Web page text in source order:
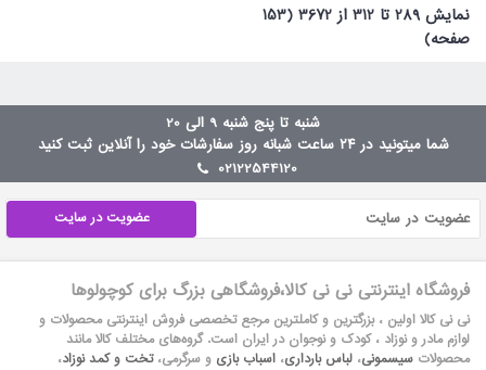
نمايش 289 تا 312 از 3672 (153
صفحه)
شنبه تا پنج شنبه 9 الی 20
شما میتونید در ۲۴ ساعت شبانه روز سفارشات خود را آنلاین ثبت کنید
02122544120
عضویت در سایت
فروشگاه اینترنتی نی نی کالا،فروشگاهی بزرگ برای کوچولوها
نی نی کالا اولین ، بزرگترین و کاملترین مرجع تخصصی فروش اینترنتی محصولات و
لوازم مادر و نوزاد ، کودک و نوجوان در ایران است. گروه‏‏‌های مختلف کالا مانند
محصولات سیسمونی، لباس بارداری، اسباب بازی و سرگرمی،تخت و کمد نوزاد،